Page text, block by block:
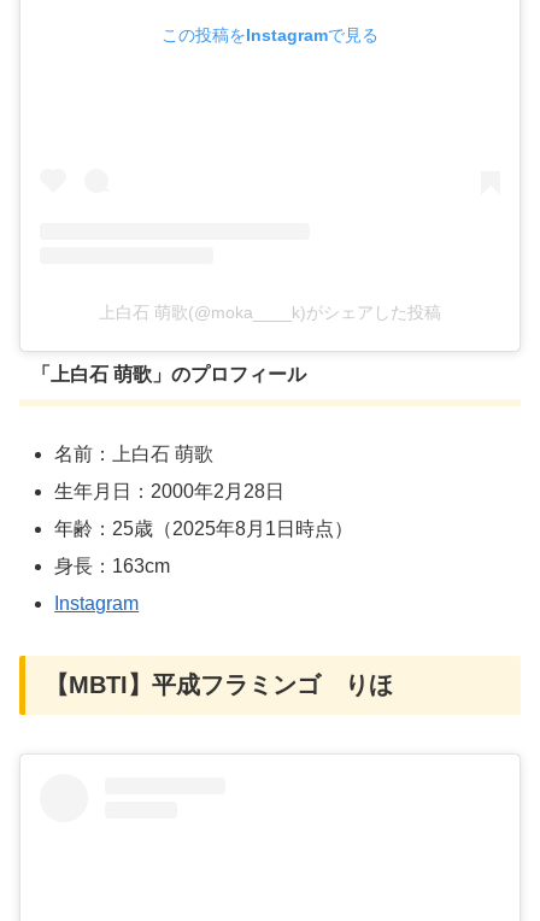
この投稿をInstagramで見る
上白石 萌歌(@moka____k)がシェアした投稿
「上白石 萌歌」のプロフィール
名前：上白石 萌歌
生年月日：2000年2月28日
年齢：25歳（2025年8月1日時点）
身長：163cm
Instagram
【MBTI】平成フラミンゴ りほ